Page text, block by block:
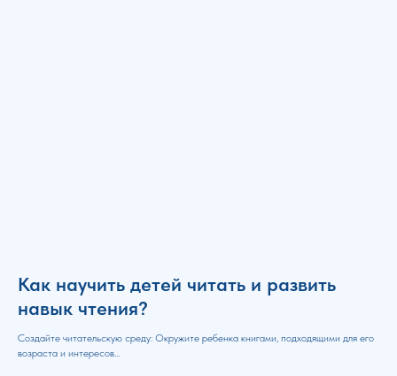
Как научить детей читать и развить
навык чтения?
Создайте читательскую среду: Окружите ребенка книгами, подходящими для его
возраста и интересов...